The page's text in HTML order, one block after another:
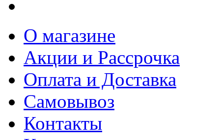
О магазине
Акции и Рассрочка
Оплата и Доставка
Самовывоз
Контакты